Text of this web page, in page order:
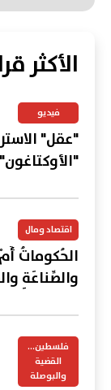
الأكثر
فيديو
"عقل"
اقتصاد ومال
الحُكوماتُ
والصِّناعَةِ
فلسطين...
القضية
والبوصلة